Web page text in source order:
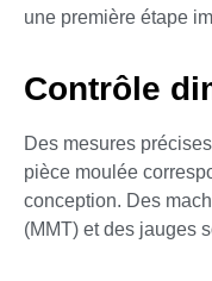
une première étape
Contrôle
Des mesures
pièce moulée
conception. Des
(MMT) et des jauges